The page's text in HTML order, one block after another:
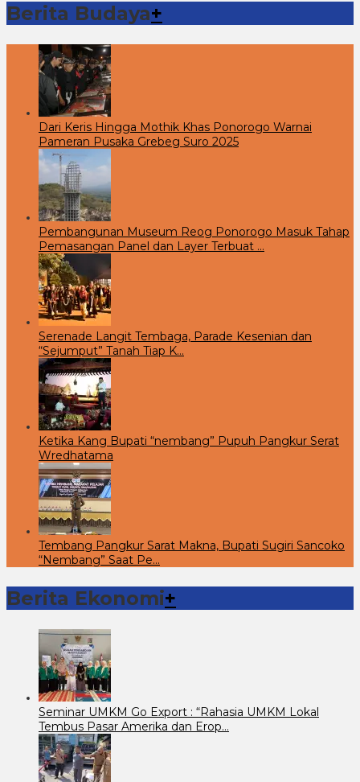
Berita Budaya+
Dari Keris Hingga Mothik Khas Ponorogo Warnai
Pameran Pusaka Grebeg Suro 2025
Pembangunan Museum Reog Ponorogo Masuk Tahap
Pemasangan Panel dan Layer Terbuat …
Serenade Langit Tembaga, Parade Kesenian dan
“Sejumput” Tanah Tiap K…
Ketika Kang Bupati “nembang” Pupuh Pangkur Serat
Wredhatama
Tembang Pangkur Sarat Makna, Bupati Sugiri Sancoko
“Nembang” Saat Pe…
Berita Ekonomi+
Seminar UMKM Go Export : “Rahasia UMKM Lokal
Tembus Pasar Amerika dan Erop…